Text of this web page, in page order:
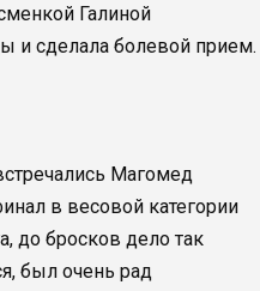
Галиной
и сделала болевой прием.
Магомед
в весовой категории
до бросков дело так
был очень рад